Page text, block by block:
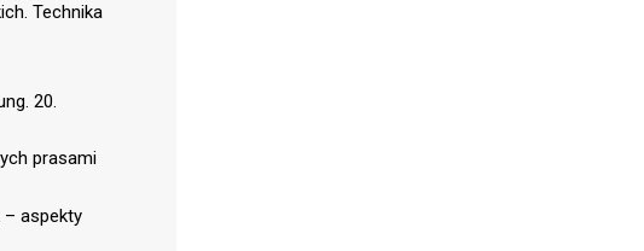
Technika
20.
prasami
– aspekty